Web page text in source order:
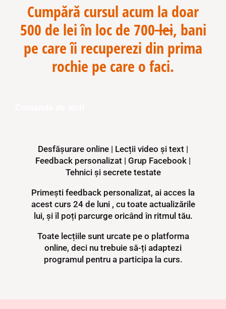
Cumpără cursul acum la doar
500 de lei în loc de 700lei, bani
pe care îi recuperezi din prima
rochie pe care o faci.
Desfășurare online | Lecții video și text |
Feedback personalizat | Grup Facebook |
Tehnici și secrete testate
Primești feedback personalizat, ai acces la
acest curs 24 de luni , cu toate actualizările
lui, și îl poți parcurge oricând în ritmul tău.
Toate lecțiile sunt urcate pe o platforma
online, deci nu trebuie să-ți adaptezi
programul pentru a participa la curs.